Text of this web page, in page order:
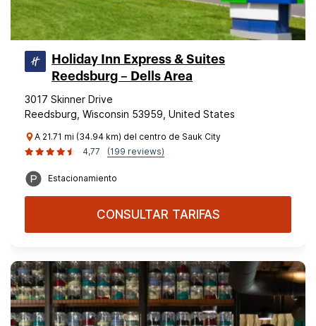
Holiday Inn Express & Suites
Reedsburg – Dells Area
3017 Skinner Drive
Reedsburg, Wisconsin 53959, United States
A 21.71 mi (34.94 km) del centro de Sauk City
4,77
(199 reviews)
Estacionamiento
CONSULTAR TARIFAS